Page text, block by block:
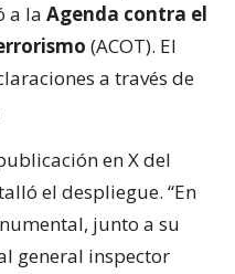
a la Agenda contra el
(ACOT). El
a través de
en X del
el despliegue. “En
junto a su
general inspector